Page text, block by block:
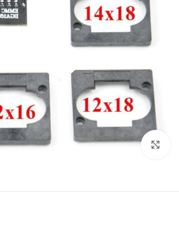
Click to enlarge